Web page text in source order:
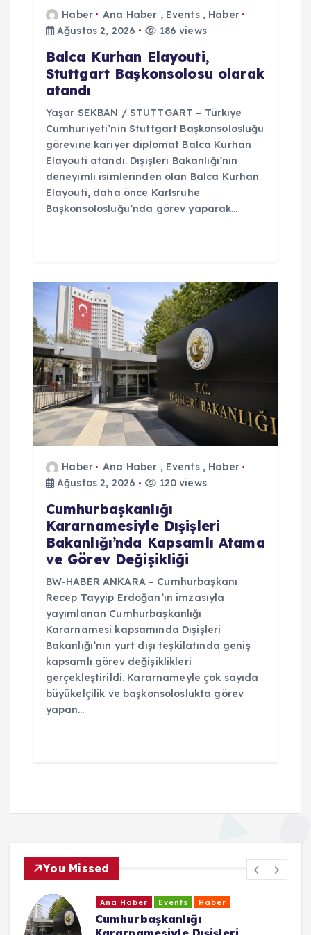
Haber Ana Haber , Events, Haber
Ağustos 2, 2026
186 views
Balca Kurhan Elayouti,
Stuttgart Başkonsolosu olarak
atandı
Yaşar SEKBAN / STUTTGART – Türkiye
Cumhuriyeti’nin Stuttgart Başkonsolosluğu
görevine kariyer diplomat Balca Kurhan
Elayouti atandı. Dışişleri Bakanlığı’nın
deneyimli isimlerinden olan Balca Kurhan
Elayouti, daha önce Karlsruhe
Başkonsolosluğu’nda görev yaparak…
Haber Ana Haber , Events, Haber
Ağustos 2, 2026
120 views
Cumhurbaşkanlığı
Kararnamesiyle Dışişleri
Bakanlığı’nda Kapsamlı Atama
ve Görev Değişikliği
BW-HABER ANKARA – Cumhurbaşkanı
Recep Tayyip Erdoğan’ın imzasıyla
yayımlanan Cumhurbaşkanlığı
Kararnamesi kapsamında Dışişleri
Bakanlığı’nın yurt dışı teşkilatında geniş
kapsamlı görev değişiklikleri
gerçekleştirildi. Kararnameyle çok sayıda
büyükelçilik ve başkonsoloslukta görev
yapan…
You Missed
Ana Haber Events Haber
CHP Baden Birliği’nden Yeni